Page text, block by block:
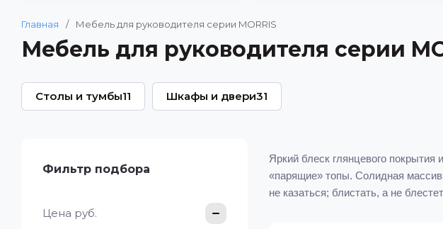
Главная / Мебель для руководителя серии MORRIS
Мебель для руководителя серии
Столы и тумбы11 Шкафы и двери31
Фильтр подбора
Цена руб.
Яркий блеск глянцевого
«парящие» топы. Солидная
не казаться; блистать, а не